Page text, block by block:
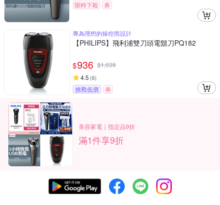
限時下殺
券
專為理想的操控而設計
【PHILIPS】飛利浦雙刀頭電鬍刀PQ182
$936 $1,039
4.5 (6)
挑戰低價 券
美容家電｜指定品9折
滿1件享9折